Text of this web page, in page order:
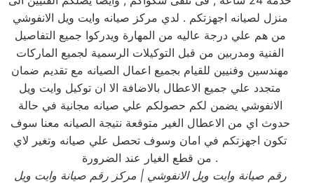
منزل لصيانه اجهزتكم . لدي مركز صيانه وايت ويل الانفوشي
من هم علي درجة عاليه من المهارة ويدركوا جميع التفاصيل
الفنية ومدربين من قبل التوكيلات الرسمية لجميع الماركات
مهندسين وفنيين للقيام بجميع اعمال الصيانه مع تقديم ضمان
متجدد علي جميع الاعطال بالاضافة الا ان توكيل وايت ويل
الانفوشي يضمن لكم حصولكم علي صيانه مجانية في حالة
حدوث اي من الاعطال الغير متوقعة نتيجة الصيانه معنا سوف
تكون اجهزتكم في امان وسوف تحصل علي صيانه وتغير لاي
من قطع الغيار عند الضرورة .
رقم صيانة وايت ويل الانفوشي| مركز رقم صيانة وايت ويل